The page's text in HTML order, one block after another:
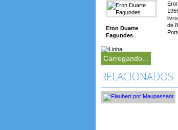
Eron Duarte
Fagundes
de
Carregando...
RELACIONADOS